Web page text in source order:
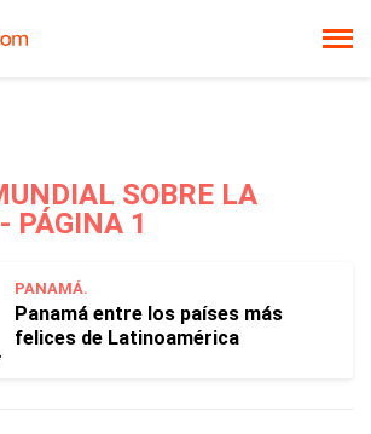
SOBRE LA
PÁGINA 1
PANAMÁ.
Panamá entre los países más
felices de Latinoamérica